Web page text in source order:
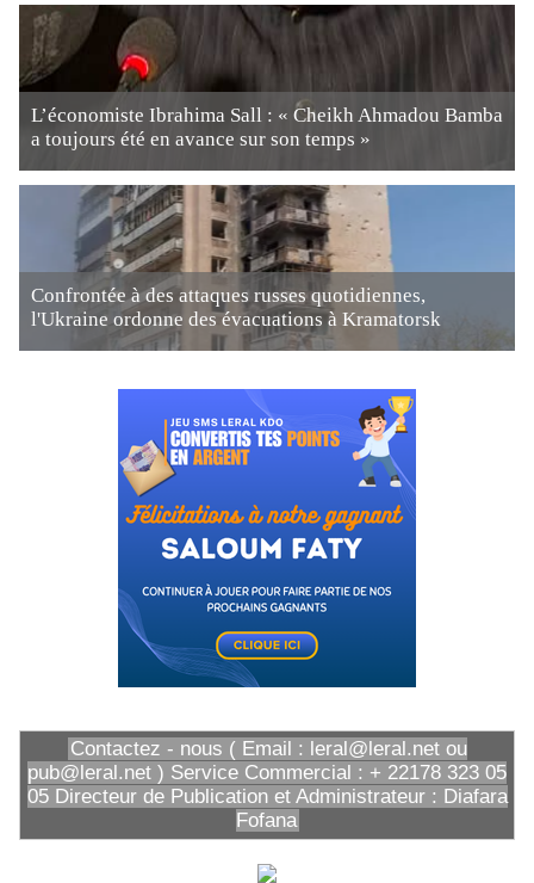
L’économiste Ibrahima Sall : « Cheikh Ahmadou Bamba
a toujours été en avance sur son temps »
Confrontée à des attaques russes quotidiennes,
l'Ukraine ordonne des évacuations à Kramatorsk
Contactez - nous ( Email : leral@leral.net ou
pub@leral.net ) Service Commercial : + 22178 323 05
05 Directeur de Publication et Administrateur : Diafara
Fofana